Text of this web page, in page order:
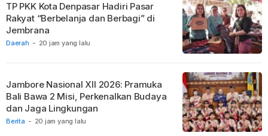
Daerah - 20 jam yang lalu
TP PKK Kota Denpasar Hadiri Pasar
Rakyat “Berbelanja dan Berbagi” di
Jembrana
Berita - 20 jam yang lalu
Jambore Nasional XII 2026: Pramuka
Bali Bawa 2 Misi, Perkenalkan Budaya
dan Jaga Lingkungan